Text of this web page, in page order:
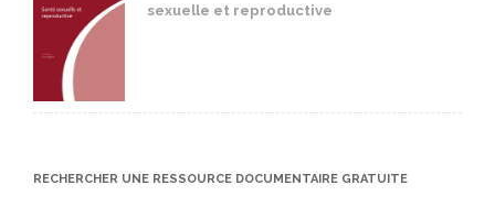
sexuelle et reproductive
RECHERCHER UNE RESSOURCE DOCUMENTAIRE GRATUITE